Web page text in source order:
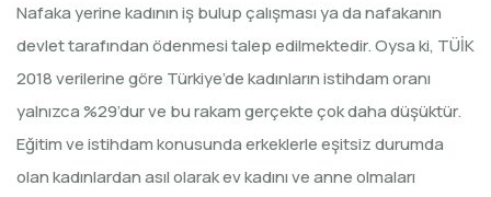
Nafaka yerine kadının iş bulup çalışması ya da nafakanın
devlet tarafından ödenmesi talep edilmektedir. Oysa ki, TÜİK
2018 verilerine göre Türkiye’de kadınların istihdam oranı
yalnızca %29’dur ve bu rakam gerçekte çok daha düşüktür.
Eğitim ve istihdam konusunda erkeklerle eşitsiz durumda
olan kadınlardan asıl olarak ev kadını ve anne olmaları